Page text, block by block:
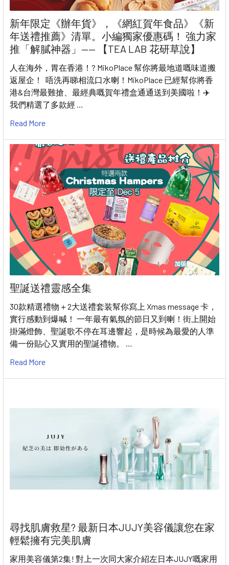
新年限定《辦年貨》，《網紅賀年食品》《新
年送禮推薦》清單。小編獨家優惠碼！ 強力家
推「解膩神器」—— 【TEA LAB 花研草說】
人在海外，胃在香港！? MikoPlace 幫你將最地道嘅味道搬
返屋企！ 唔洗再睇相流口水喇！MikoPlace 已經幫你將香
港&台灣最難搶、最經典嘅賀年禮盒通通送到美國啦！✈️
我們精選了多款經 …
Read More
聖誕送禮靈感全集
30款精選禮物＋2大送禮套装幫你寫上 Xmas message 卡，
實行感動到爆喊！ 一年最有氣氛的節日又到喇！街上開始
掛滿燈飾、聖誕歌不停在耳邊響起，是時候為最愛的人準
備一份貼心又實用的聖誕禮物。 …
Read More
尋找肌膚救星? 最新日本JUJY美容儀讓您在家
輕鬆擁有完美肌膚
家用美容儀第2集! 對上一次同大家介紹左日本JUJY嘅家用